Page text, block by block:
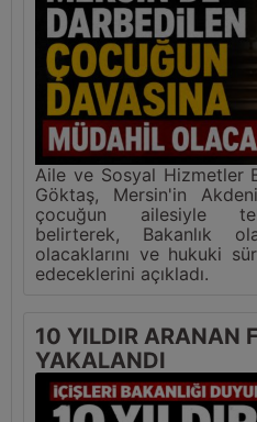
Aile ve Sosyal Hizmetler
Göktaş, Mersin'in
çocuğun ailesiyle
belirterek, Bakanlık
olacaklarını ve hukuki
edeceklerini açıkladı.
10 YILDIR ARANAN
YAKALANDI